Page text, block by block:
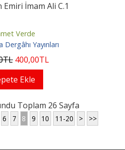
İmam Ali C.1
Verde
Dergâhı Yayınları
TL 400,00TL
Ekle
Toplam 26 Sayfa
6 7 8 9 10 11-20 > >>